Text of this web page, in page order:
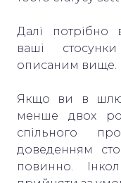
Далі потрібно
ваші
описаним вище.
Якщо ви в
менше двох
спільного
доведенням
повинно.